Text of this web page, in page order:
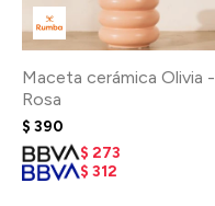
Maceta cerámica Olivia -
Rosa
$ 390
$ 273
$ 312